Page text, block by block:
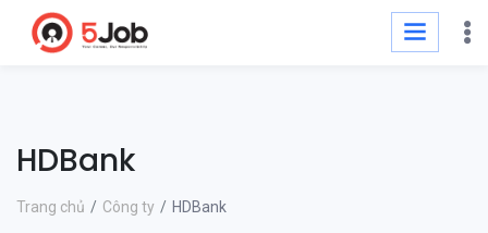
HDBank
Trang chủ Công ty HDBank